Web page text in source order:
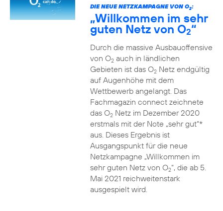
DIE NEUE NETZKAMPAGNE VON O2:
„Willkommen im sehr
guten Netz von O2“
Durch die massive Ausbauoffensive
von O2auch in ländlichen
Gebieten ist das O2Netz endgültig
auf Augenhöhe mit dem
Wettbewerb angelangt. Das
Fachmagazin connect zeichnete
das O2Netz im Dezember 2020
erstmals mit der Note „sehr gut“*
aus. Dieses Ergebnis ist
Ausgangspunkt für die neue
Netzkampagne „Willkommen im
sehr guten Netz von O2“, die ab 5.
Mai 2021 reichweitenstark
ausgespielt wird.